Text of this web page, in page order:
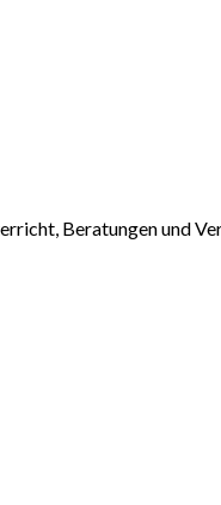
Beratungen und